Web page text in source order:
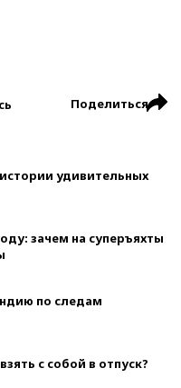
Поделиться
удивительных
зачем на суперъяхты
по следам
с собой в отпуск?